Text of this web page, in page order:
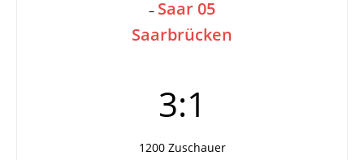
– Saar 05
Saarbrücken
3:1
1200 Zuschauer